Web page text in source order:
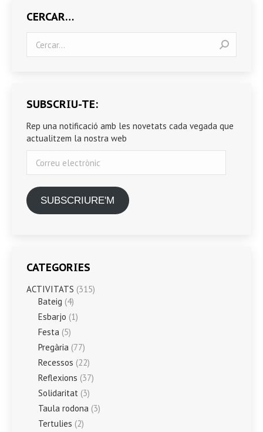
CERCAR…
SUBSCRIU-TE:
Rep una notificació amb les novetats cada vegada que
actualitzem la nostra web
electrònic
SUBSCRIURE'M
CATEGORIES
ACTIVITATS (315)
Bateig (4)
Esbarjo (1)
Festa (5)
Pregària (77)
Recessos (22)
Reflexions (37)
Solidaritat (3)
Taula rodona (3)
Tertulies (2)